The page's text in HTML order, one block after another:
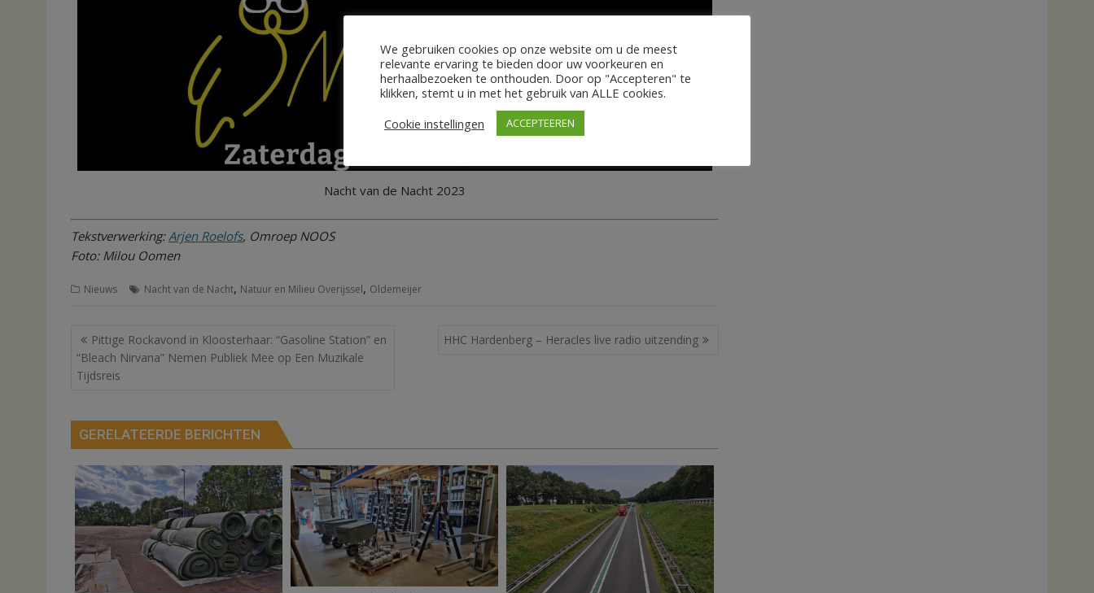
Nacht van de Nacht 2023
Tekstverwerking:Arjen Roelofs, Omroep NOOS
Foto: Milou Oomen
Nieuws Nacht van de Nacht, Natuur en Milieu Overijssel, Oldemeijer
Bericht
navigatie
Pittige Rockavond in Kloosterhaar: “Gasoline Station” en
“Bleach Nirvana” Nemen Publiek Mee op Een Muzikale
Tijdsreis
HHC Hardenberg – Heracles live radio uitzending
GERELATEERDE BERICHTEN
We gebruiken cookies op onze website om u de meest
relevante ervaring te bieden door uw voorkeuren en
herhaalbezoeken te onthouden. Door op "Accepteren" te
klikken, stemt u in met het gebruik van ALLE cookies.
Cookie instellingen
ACCEPTEEREN